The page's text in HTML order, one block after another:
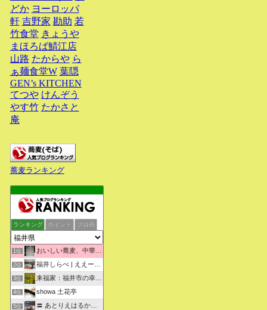
どか ヨーロッパ
軒 吉野家 勘助 若
竹食堂 きょうや
まほろば鯖江店
山路 たからや ら
ぁ麺食堂W 葉隠
GEN’s KITCHEN
てつや けんぞう
やす竹 たかさと
庵
蕎麦ランキング
ランキング ポイント ブロ画
1位 おいしい蕎麦、中華そばを求めて彷徨うブログ
2位 福井しらべ | ええーっ！？そうなんや！知らんかったわ。
3位 来福家：福井市の幸せリフォーム物語
4位 showa 土花亭
5位 〓 あとりえはるかの日々悠悠 〓